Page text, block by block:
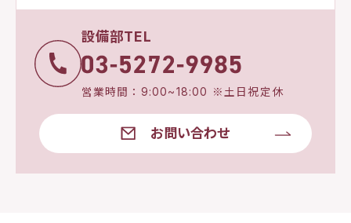
設備部TEL
営業時間：9:00~18:00 ※土日祝定休
お問い合わせ